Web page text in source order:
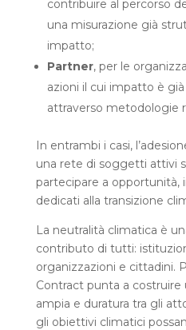
contribuire al percorso
una misurazione già
impatto;
Partner, per le
azioni il cui impatto è
attraverso metodologie
In entrambi i casi,
una rete di soggetti attivi
partecipare a opportunità,
dedicati alla transizione
La neutralità climatica è
contributo di tutti:
organizzazioni e cittadini.
Contract punta a costruire
ampia e duratura tra gli
gli obiettivi climatici